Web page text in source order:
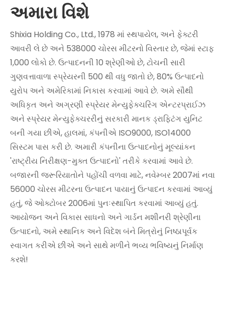
અમારા વિશે
Shixia Holding Co., Ltd., 1978 માં સ્થપાયેલ, અને ફેક્ટરી
આવરી લે છે અને 538000 ચોરસ મીટરનો વિસ્તાર છે, જેમાં સ્ટાફ
1,000 લોકો છે. ઉત્પાદનની 10 શ્રેણીઓ છે, ટોચની સારી
ગુણવત્તાવાળા સ્પ્રેયરની 500 થી વધુ જાતો છે, 80% ઉત્પાદનો
યુરોપ અને અમેરિકામાં નિકાસ કરવામાં આવે છે. અમે સૌથી
અધિકૃત અને અગ્રણી સ્પ્રેયર મેન્યુફેક્ચરિંગ એન્ટરપ્રાઈઝ
અને સ્પ્રેયર મેન્યુફેક્ચરરીનું સરકારી માનક ડ્રાફ્ટિંગ યુનિટ
બની ગયા છીએ, હાલમાં, કંપનીએ ISO9000, ISO14000
સિસ્ટમ પાસ કરી છે. અમારી કંપનીના ઉત્પાદનોનું મૂલ્યાંકન
'રાષ્ટ્રીય નિરીક્ષણ-મુક્ત ઉત્પાદનો' તરીકે કરવામાં આવે છે.
બજારની જરૂરિયાતોને પહોંચી વળવા માટે, નવેમ્બર 2007માં નવા
56000 ચોરસ મીટરના ઉત્પાદન પાયાનું ઉત્પાદન કરવામાં આવ્યું
હતું, જે ઓક્ટોબર 2006માં પુનઃસ્થાપિત કરવામાં આવ્યું હતું.
આયોજન અને વિકાસ સાધનો અને ગાર્ડન મશીનરી શ્રેણીના
ઉત્પાદનો, અમે સ્થાનિક અને વિદેશ બંને મિત્રોનું નિષ્ઠાપૂર્વક
સ્વાગત કરીએ છીએ અને સાથે મળીને ભવ્ય ભવિષ્યનું નિર્માણ
કરશે!